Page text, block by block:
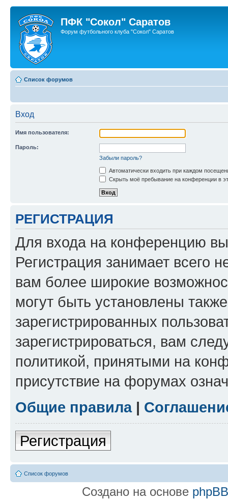
ПФК "Сокол" Саратов
Форум футбольного клуба "Сокол" Саратов
Список форумов
Вход
Имя пользователя:
Пароль:
Забыли пароль?
Автоматически входить при каждом
Скрыть моё пребывание на конференции в
РЕГИСТРАЦИЯ
Для входа на конференцию
Регистрация занимает всего
вам более широкие
могут быть установлены
зарегистрированных
зарегистрироваться, вам
политикой, принятыми на
присутствие на форумах
Общие правила|
Регистрация
Список форумов
Создано на основе phpBB